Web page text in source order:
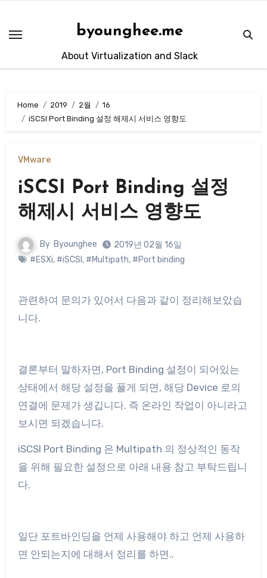
content
byounghee.me
About Virtualization and Slack
Home 2019 2월
16
iSCSI Port Binding 설정 해제시 서비스 영향도
VMware
iSCSI Port Binding 설정
해제시 서비스 영향도
By Byounghee
2019년 02월 16일
#ESXi, #iSCSI , #Multipath, #Port binding
관련하여 문의가 있어서 다음과 같이 정리해보았습
니다.
결론부터 말하자면, Port Binding 설정이 되어있는
상태에서 해당 설정을 풀게 되면, 해당 Device 로의
연결에 문제가 생깁니다. 즉 온라인 작업이 아니라고
보시면 되겠습니다.
iSCSI Port Binding 은 Multipath 의 정상적인 동작
을 위해 필요한 설정으로 아래 내용 참고 부탁드립니
다.
일단 포트바인딩을 언제 사용해야 하고 언제 사용하
면 안되는지에 대해서 정리를 하면..